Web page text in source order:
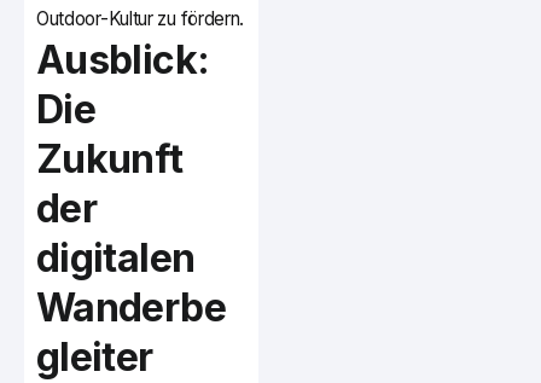
Outdoor-Kultur zu fördern.
Ausblick:
Die
Zukunft
der
digitalen
Wanderbe
gleiter